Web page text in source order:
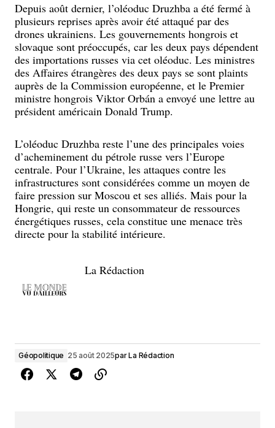
Depuis août dernier, l’oléoduc Druzhba a été fermé à
plusieurs reprises après avoir été attaqué par des
drones ukrainiens. Les gouvernements hongrois et
slovaque sont préoccupés, car les deux pays dépendent
des importations russes via cet oléoduc. Les ministres
des Affaires étrangères des deux pays se sont plaints
auprès de la Commission européenne, et le Premier
ministre hongrois Viktor Orbán a envoyé une lettre au
président américain Donald Trump.
L’oléoduc Druzhba reste l’une des principales voies
d’acheminement du pétrole russe vers l’Europe
centrale. Pour l’Ukraine, les attaques contre les
infrastructures sont considérées comme un moyen de
faire pression sur Moscou et ses alliés. Mais pour la
Hongrie, qui reste un consommateur de ressources
énergétiques russes, cela constitue une menace très
directe pour la stabilité intérieure.
La Rédaction
Géopolitique 25 août 2025parLa Rédaction